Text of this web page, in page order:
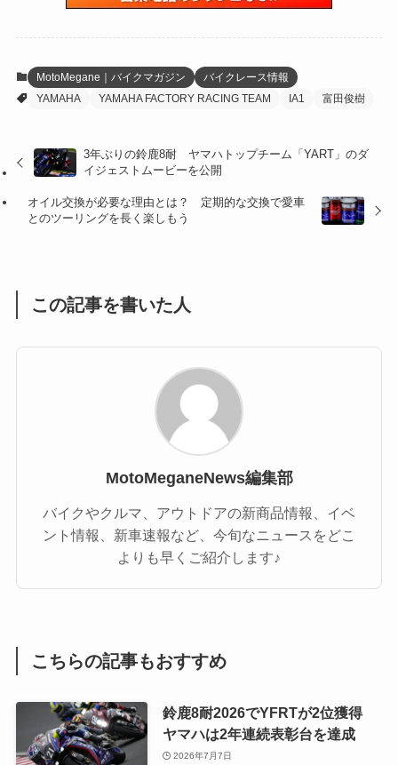
(27) (41)
(47)
(1)
(4)
(16)
(1)
MotoMegane｜バイクマガジン
バイクレース情報
YAMAHA
YAMAHA FACTORY RACING TEAM IA1 富田俊樹
3年ぶりの鈴鹿8耐 ヤマハトップチーム「YART」のダ
イジェストムービーを公開
オイル交換が必要な理由とは？ 定期的な交換で愛車
とのツーリングを長く楽しもう
この記事を書いた人
MotoMeganeNews編集部
バイクやクルマ、アウトドアの新商品情報、イベ
ント情報、新車速報など、今旬なニュースをどこ
よりも早くご紹介します♪
こちらの記事もおすすめ
鈴鹿8耐2026でYFRTが2位獲得
ヤマハは2年連続表彰台を達成
2026年7月7日